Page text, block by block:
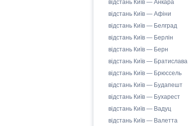
відстань Київ — Анкара
відстань Київ — Афіни
відстань Київ — Белград
відстань Київ — Берлін
відстань Київ — Берн
відстань Київ — Братислава
відстань Київ — Брюссель
відстань Київ — Будапешт
відстань Київ — Бухарест
відстань Київ — Вадуц
відстань Київ — Валетта